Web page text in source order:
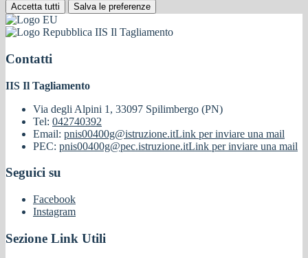
Accetta tutti Salva le preferenze
IIS Il Tagliamento
Contatti
IIS Il Tagliamento
Via degli Alpini 1, 33097 Spilimbergo (PN)
Tel: 042740392
Email: pnis00400g@istruzione.itLink per inviare una mail
PEC: pnis00400g@pec.istruzione.itLink per inviare una mail
Seguici su
Facebook
Instagram
Sezione Link Utili